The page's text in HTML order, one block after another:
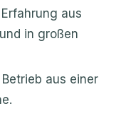
aus
in großen
aus einer